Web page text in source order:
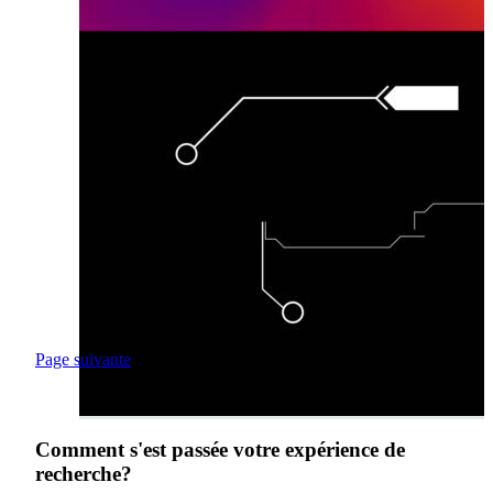
Page suivante
Comment s'est passée votre expérience de
recherche?